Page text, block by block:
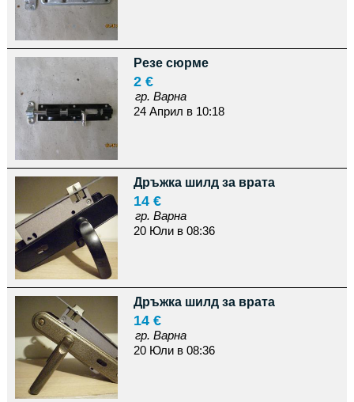
Резе сюрме
2 €
гр. Варна
24 Април в 10:18
Дръжка шилд за врата
14 €
гр. Варна
20 Юли в 08:36
Дръжка шилд за врата
14 €
гр. Варна
20 Юли в 08:36